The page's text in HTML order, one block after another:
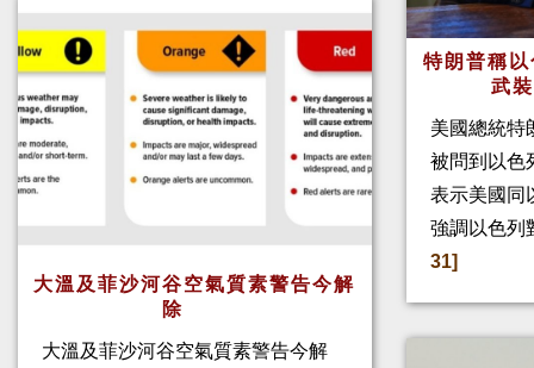
大溫及菲沙河谷空氣質素警告今解
除
大溫及菲沙河谷空氣質素警告今解
特朗普稱
武
美國總統特
被問到以色
表示美國同
強調以色列
31]